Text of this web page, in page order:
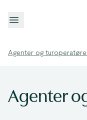
Åpne meny
Agenter og
Agenter